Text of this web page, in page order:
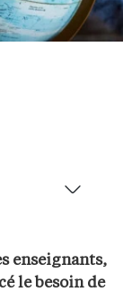
enseignants,
le besoin de